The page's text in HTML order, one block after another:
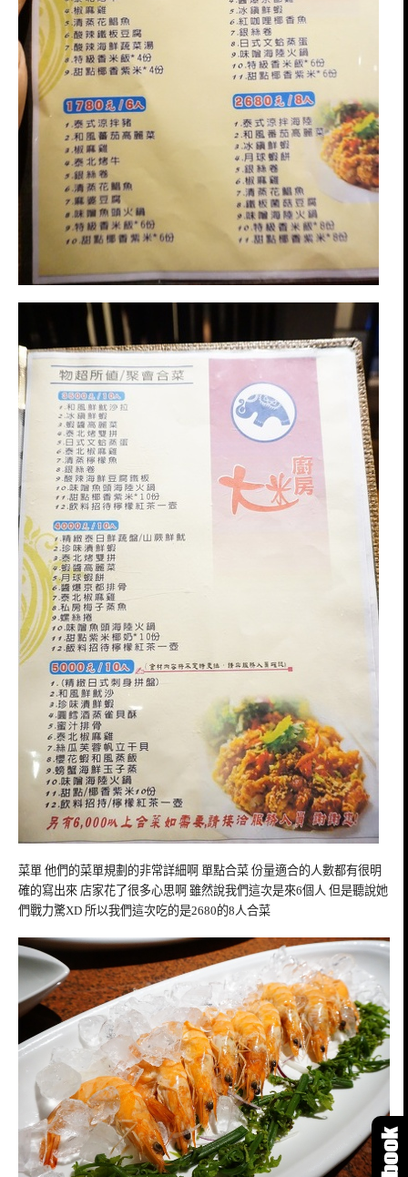
菜單 他們的菜單規劃的非常詳細啊 單點合菜 份量適合的人數都有很明
確的寫出來 店家花了很多心思啊 雖然說我們這次是來6個人 但是聽說她
們戰力驚XD 所以我們這次吃的是2680的8人合菜